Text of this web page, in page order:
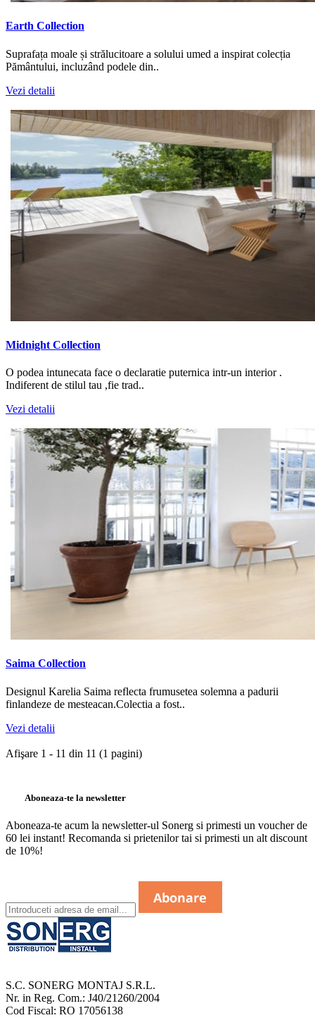
Earth Collection
Suprafața moale și strălucitoare a solului umed a inspirat colecția
Pământului, incluzând podele din..
Vezi detalii
Midnight Collection
O podea intunecata face o declaratie puternica intr-un interior .
Indiferent de stilul tau ,fie trad..
Vezi detalii
Saima Collection
Designul Karelia Saima reflecta frumusetea solemna a padurii
finlandeze de mesteacan.Colectia a fost..
Vezi detalii
Afişare 1 - 11 din 11 (1 pagini)
Aboneaza-te la newsletter
Aboneaza-te acum la newsletter-ul Sonerg si primesti un voucher de
60 lei instant! Recomanda si prietenilor tai si primesti un alt discount
de 10%!
S.C. SONERG MONTAJ S.R.L.
Nr. in Reg. Com.: J40/21260/2004
Cod Fiscal: RO 17056138